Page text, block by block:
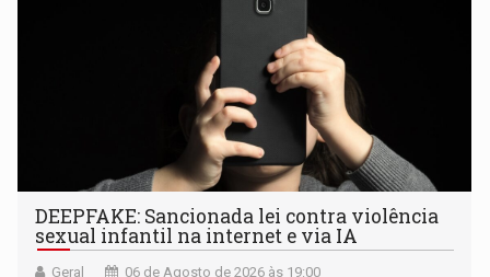
DEEPFAKE: Sancionada lei contra violência
sexual infantil na internet e via IA
Geral 06 de Agosto de 2026 às 19:00